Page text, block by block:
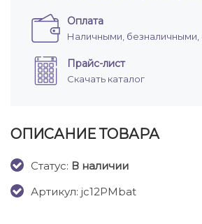
Оплата
Наличными, безналичными,
Прайс-лист
Скачать каталог
ОПИСАНИЕ ТОВАРА
Cтатус: В наличии
Артикул: jc12PMbat